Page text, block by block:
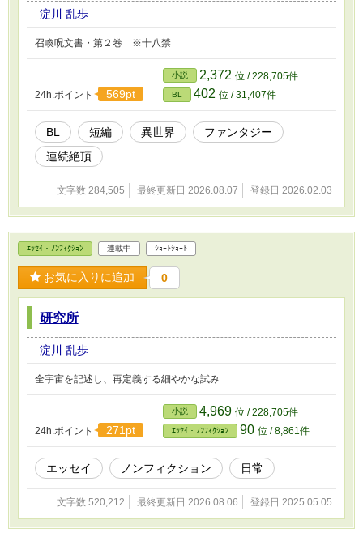
淀川 乱歩
召喚呪文書・第２巻 ※十八禁
24h.ポイント 569pt
小説 2,372 位 / 228,705件
BL 402 位 / 31,407件
BL 短編 異世界
ファンタジー
連続絶頂
文字数 284,505 最終更新日 2026.08.07 登録日 2026.02.03
ｴｯｾｲ・ﾉﾝﾌｨｸｼｮﾝ 連載中 ｼｮｰﾄｼｮｰﾄ
お気に入りに追加 0
研究所
淀川 乱歩
全宇宙を記述し、再定義する細やかな試み
24h.ポイント 271pt
小説 4,969 位 / 228,705件
ｴｯｾｲ・ﾉﾝﾌｨｸｼｮﾝ 90 位 / 8,861件
エッセイ ノンフィクション 日常
文字数 520,212 最終更新日 2026.08.06 登録日 2025.05.05